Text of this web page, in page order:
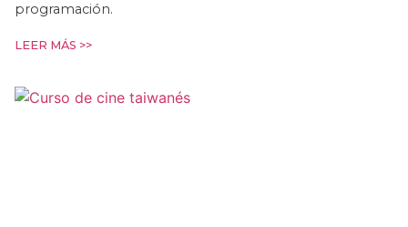
programación.
LEER MÁS >>